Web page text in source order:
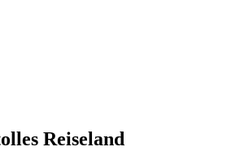
Reiseland